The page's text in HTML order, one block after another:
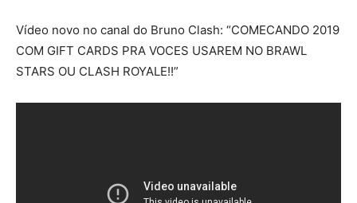
Vídeo novo no canal do Bruno Clash: “COMECANDO 2019
COM GIFT CARDS PRA VOCES USAREM NO BRAWL
STARS OU CLASH ROYALE!!”